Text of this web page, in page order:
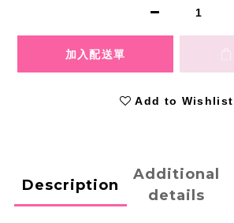
Add to Wishlist
Description
Additional
details